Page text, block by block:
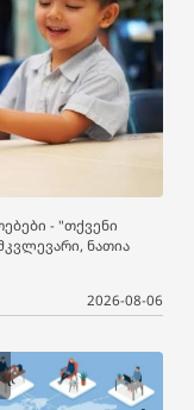
- "თქვენი
ნათია
2026-08-06